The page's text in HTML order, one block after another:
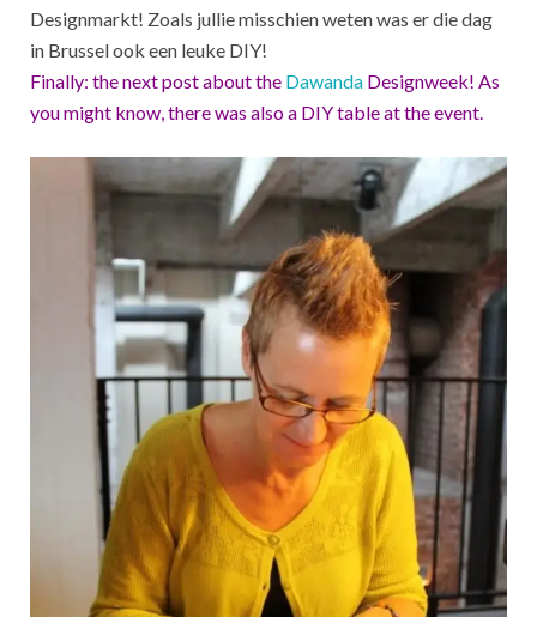
Designmarkt! Zoals jullie misschien weten was er die dag
in Brussel ook een leuke DIY!
Finally: the next post about the Dawanda Designweek! As
you might know, there was also a DIY table at the event.